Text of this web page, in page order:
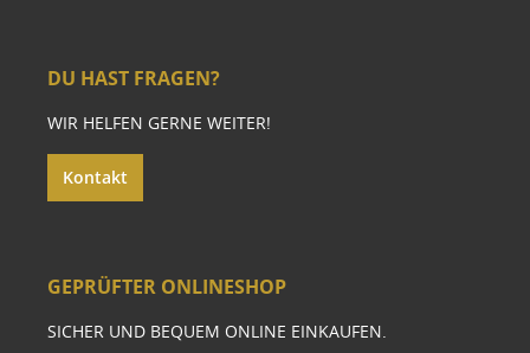
DU HAST FRAGEN?
WIR HELFEN GERNE WEITER!
Kontakt
GEPRÜFTER ONLINESHOP
SICHER UND BEQUEM ONLINE EINKAUFEN.